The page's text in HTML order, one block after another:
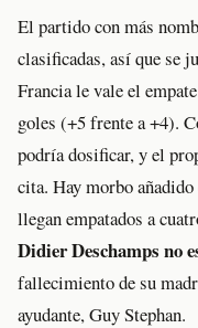
El partido con más
clasificadas, así que se
Francia le vale el
goles (+5 frente a +4).
podría dosificar, y el
cita. Hay morbo
llegan empatados a
Didier Deschamps no
fallecimiento de su
ayudante, Guy Stephan.